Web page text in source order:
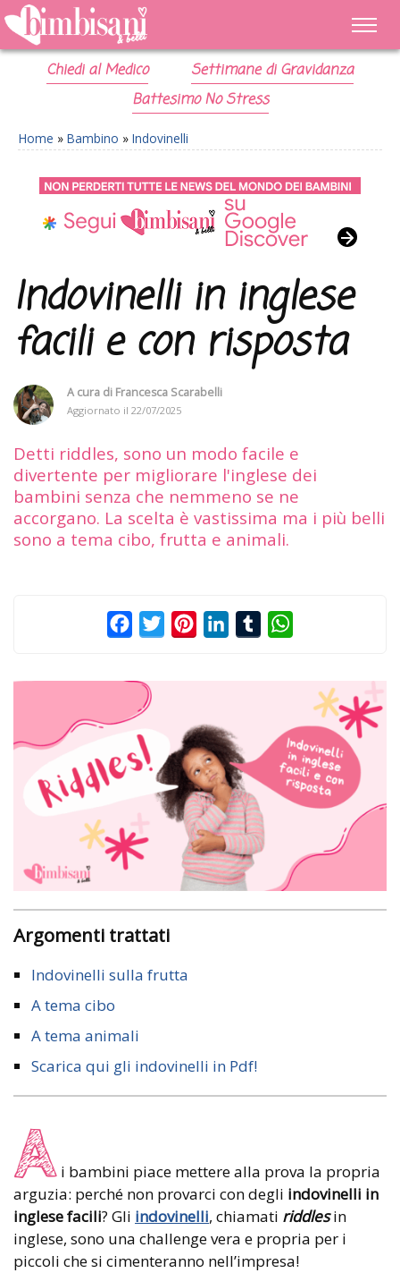
Chiedi al Medico
Settimane di Gravidanza
Battesimo No Stress
Home » Bambino » Indovinelli
Indovinelli in inglese
facili e con risposta
A cura di Francesca Scarabelli
Aggiornato il 22/07/2025
Detti riddles, sono un modo facile e
divertente per migliorare l'inglese dei
bambini senza che nemmeno se ne
accorgano. La scelta è vastissima ma i più belli
sono a tema cibo, frutta e animali.
FacebookTwitterPinterestLinkedInTumblr
Argomenti trattati
Indovinelli sulla frutta
A tema cibo
A tema animali
Scarica qui gli indovinelli in Pdf!
A i bambini piace mettere alla prova la propria
arguzia: perché non provarci con degli indovinelli in
inglese facili? Gli indovinelli, chiamati riddlesin
inglese, sono una challenge vera e propria per i
piccoli che si cimenteranno nell’impresa!